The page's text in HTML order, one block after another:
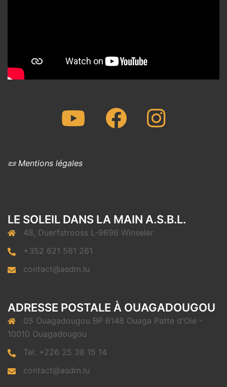
Youtube FacebookInstagram
📜 Mentions légales
LE SOLEIL DANS LA MAIN A.S.B.L.
48, Duerfstrooss L-9696 Winseler
+352 621 561 261
contact@asdm.lu
ADRESSE POSTALE À OUAGADOUGOU
05 Ouagadougou BP 6148 Ouaga Patte d'Oie -
10010 Ouagadougou
Tel. +226 25 38 15 14
contact@asdm.lu